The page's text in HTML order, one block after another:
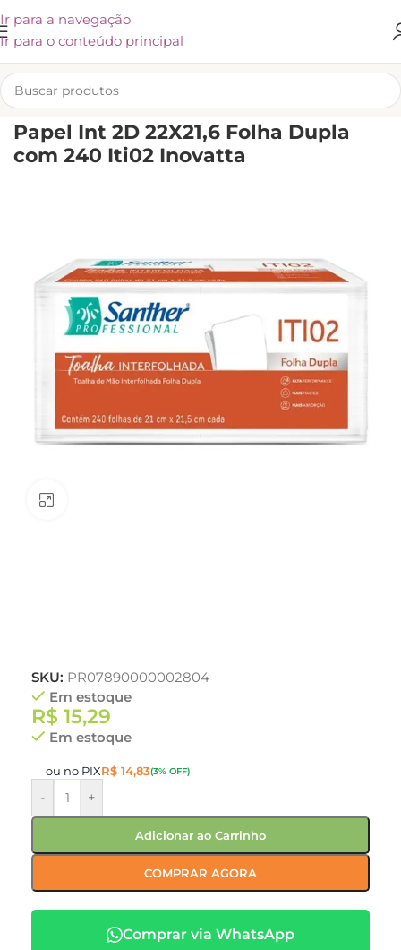
Ir para a navegação
Ir para o conteúdo principal
INÍCIO/KLIVEX
Papel Int 2D 22X21,6 Folha Dupla
com 240 Iti02 Inovatta
SKU: PR07890000002804
Em estoque
R$ 15,29
Em estoque
ou no PIXR$ 14,83(3% OFF)
- +
Adicionar ao Carrinho
COMPRAR AGORA
Comprar via WhatsApp